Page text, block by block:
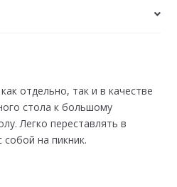
отдельно, так и в качестве
стола к большому
Легко переставлять в
на пикник.